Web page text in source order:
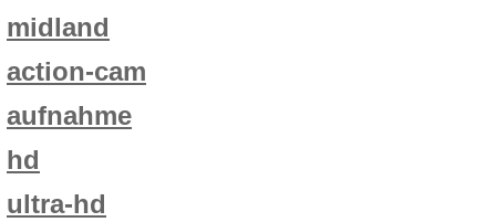
midland
action-cam
aufnahme
hd
ultra-hd